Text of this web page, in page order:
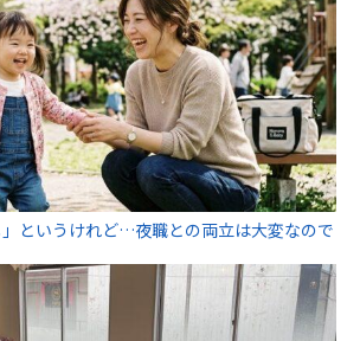
」というけれど…夜職との両立は大変なので